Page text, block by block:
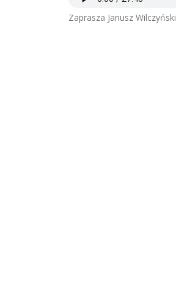
Zaprasza Janusz Wilczyński